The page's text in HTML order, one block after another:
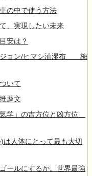
の中で使う方法
、実現したい未来
安は？
ョン/ヒマシ油湿布 梅
いて
薦文
学」の吉方位と凶方位
は人体にとって最も大切
ールにするか。世界最強